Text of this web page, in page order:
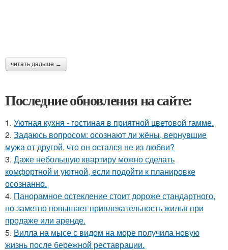
читать дальше →
Последние обновления на сайте:
1. Уютная кухня - гостиная в приятной цветовой гамме.
2. Задаюсь вопросом: осознают ли жёны, вернувшие
мужа от другой, что он остался не из любви?
3. Даже небольшую квартиру можно сделать
комфортной и уютной, если подойти к планировке
осознанно.
4. Панорамное остекление стоит дороже стандартного,
но заметно повышает привлекательность жилья при
продаже или аренде.
5. Вилла на мысе с видом на море получила новую
жизнь после бережной реставрации.